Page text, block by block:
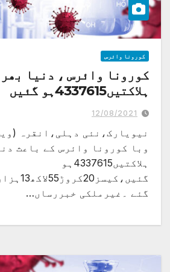
کورونا وائرس
کورونا وائرس ، دنیا
ہلاکتیں4337615ہو گئیں
12/08/2021
نیویارک،نئی دہلی،انقرہ
وبا کورونا وائرس کے باعث
ہلاکتیں4337615ہو
گئے ۔غیرملکی خبررساں…